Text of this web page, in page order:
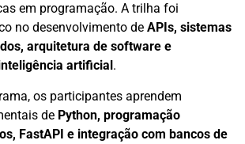
em programação. A trilha foi
no desenvolvimento de APIs, sistemas
arquitetura de software e
artificial.
os participantes aprendem
de Python, programação
FastAPI e integração com bancos de